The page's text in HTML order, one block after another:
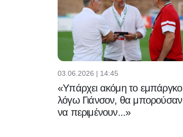
03.06.2026 | 14:45
«Υπάρχει ακόμη το εμπάργκο
λόγω Γιάνσον, θα μπορούσαν
να περιμένουν...»